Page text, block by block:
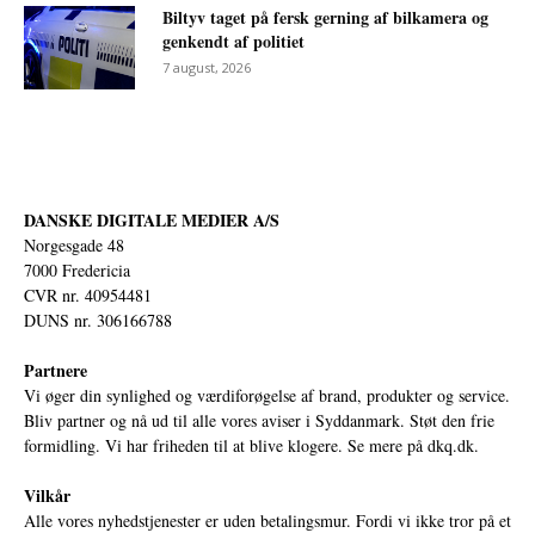
Biltyv taget på fersk gerning af bilkamera og
genkendt af politiet
7 august, 2026
DANSKE DIGITALE MEDIER A/S
Norgesgade 48
7000 Fredericia
CVR nr. 40954481
DUNS nr. 306166788
Partnere
Vi øger din synlighed og værdiforøgelse af brand, produkter og service.
Bliv partner og nå ud til alle vores aviser i Syddanmark. Støt den frie
formidling. Vi har friheden til at blive klogere. Se mere på dkq.dk.
Vilkår
Alle vores nyhedstjenester er uden betalingsmur. Fordi vi ikke tror på et